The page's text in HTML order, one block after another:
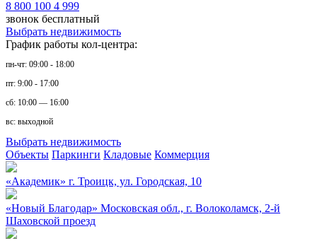
8 800 100 4 999
звонок бесплатный
Выбрать недвижимость
График работы кол-центра:
пн-чт: 09:00 - 18:00
пт: 9:00 - 17:00
сб: 10:00 — 16:00
вс: выходной
Выбрать недвижимость
Объекты Паркинги Кладовые Коммерция
«Академик» г. Троицк, ул. Городская, 10
«Новый Благодар» Московская обл., г. Волоколамск, 2-й
Шаховской проезд